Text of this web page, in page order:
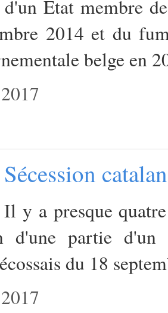
Etat membre
2014 et du
belge en
Sécession
Il y a presque
d'une partie
du 18